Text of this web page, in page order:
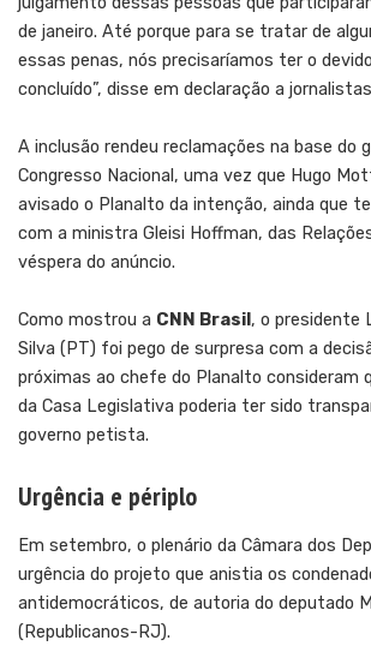
de janeiro. Até porque para se tratar de
essas penas, nós precisaríamos ter o
concluído”, disse em declaração a
A inclusão rendeu reclamações na base do
Congresso Nacional, uma vez que Hugo
avisado o Planalto da intenção, ainda que
com a ministra Gleisi Hoffman, das
véspera do anúncio.
Como mostrou a CNN Brasil, o presidente
Silva (PT) foi pego de surpresa com a
próximas ao chefe do Planalto consideram
da Casa Legislativa poderia ter sido
governo petista.
Urgência e périplo
Em setembro, o plenário da Câmara dos
urgência do projeto que anistia os
antidemocráticos, de autoria do deputado
(Republicanos-RJ).